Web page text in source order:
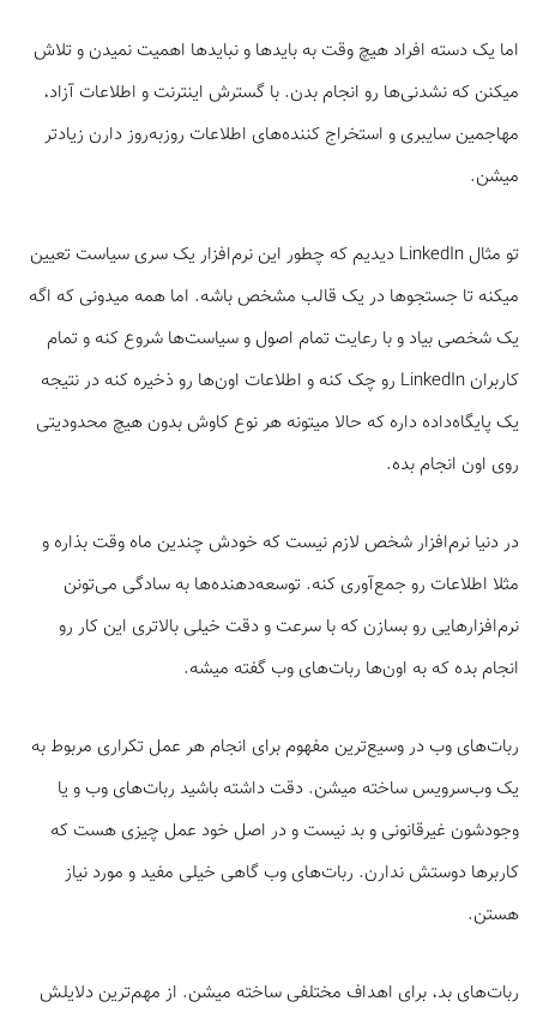
اما یک دسته افراد هیچ وقت به بایدها و نبایدها اهمیت نمیدن و تلاش
میکنن که نشدنی‌ها رو انجام بدن. با گسترش اینترنت و اطلاعات آزاد،
مهاجمین سایبری و استخراج کنند‌ه‌های اطلاعات روزبه‌روز دارن زیادتر
میشن.
تو مثال LinkedIn دیدیم که چطور این نرم‌افزار یک سری سیاست تعیین
میکنه تا جستجوها در یک قالب مشخص باشه. اما همه میدونی که اگه
یک شخصی بیاد و با رعایت تمام اصول و سیاست‌ها شروع کنه و تمام
کاربران LinkedIn رو چک کنه و اطلاعات اون‌ها رو ذخیره کنه در نتیجه
یک پایگاه‌داده داره که حالا میتونه هر نوع کاوش بدون هیچ محدودیتی
روی اون انجام بده.
در دنیا نرم‌افزار شخص لازم نیست که خودش چندین ماه وقت بذاره و
مثلا اطلاعات رو جمع‌آوری کنه. توسعه‌دهند‌‌ه‌ها به سادگی می‌تونن
نرم‌افزار‌هایی رو بسازن که با سرعت و دقت خیلی بالاتری این کار رو
انجام بده که به اون‌ها ربات‌های وب گفته میشه.
ربات‌های وب در وسیع‌ترین مفهوم برای انجام هر عمل تکراری مربوط به
یک وب‌سرویس ساخته میشن. دقت داشته باشید ربات‌های وب و یا
وجودشون غیرقانونی و بد نیست و در اصل خود عمل چیزی هست که
کاربرها دوستش ندارن. ربات‌های وب گاهی خیلی مفید و مورد نیاز
هستن.
ربات‌های بد، برای اهداف مختلفی ساخته میشن. از مهم‌ترین دلایلش